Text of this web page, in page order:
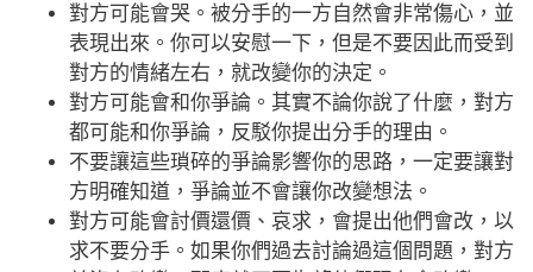
對方可能會哭。被分手的一方自然會非常傷心，並
表現出來。你可以安慰一下，但是不要因此而受到
對方的情緒左右，就改變你的決定。
對方可能會和你爭論。其實不論你說了什麼，對方
都可能和你爭論，反駁你提出分手的理由。
不要讓這些瑣碎的爭論影響你的思路，一定要讓對
方明確知道，爭論並不會讓你改變想法。
對方可能會討價還價、哀求，會提出他們會改，以
求不要分手。如果你們過去討論過這個問題，對方